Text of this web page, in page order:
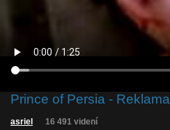
Prince of Persia - Reklama
asriel 16 491 videní